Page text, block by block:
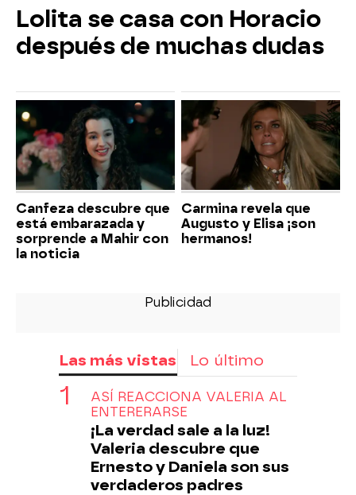
Lolita se casa con Horacio
después de muchas dudas
Canfeza descubre que
está embarazada y
sorprende a Mahir con
la noticia
Carmina revela que
Augusto y Elisa ¡son
hermanos!
Las más vistas Lo último
ASÍ REACCIONA VALERIA AL
ENTERERARSE
¡La verdad sale a la luz!
Valeria descubre que
Ernesto y Daniela son sus
verdaderos padres